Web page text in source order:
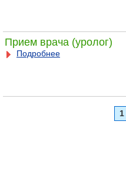
Прием врача (уролог)
Подробнее
1